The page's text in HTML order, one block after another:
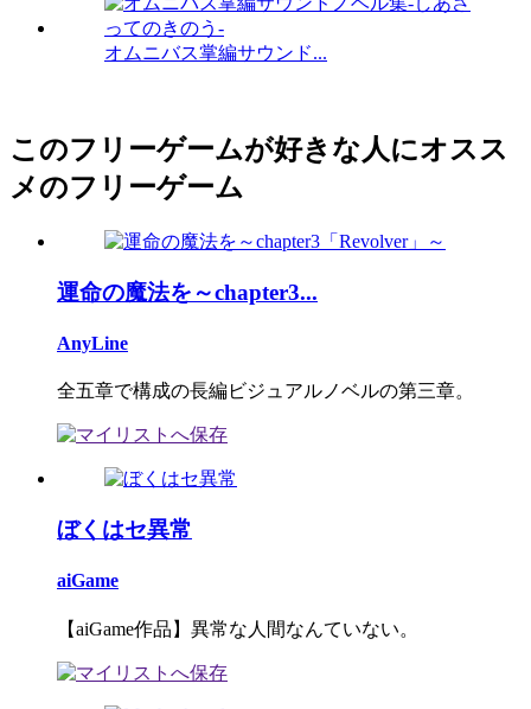
オムニバス掌編サウンド...
このフリーゲームが好きな人にオスス
メのフリーゲーム
運命の魔法を～chapter3...
AnyLine
全五章で構成の長編ビジュアルノベルの第三章。
ぼくはセ異常
aiGame
【aiGame作品】異常な人間なんていない。